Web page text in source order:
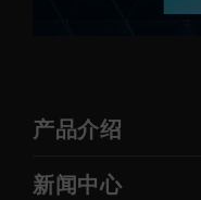
产品介绍
新闻中心